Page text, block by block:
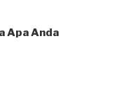
Apa Anda